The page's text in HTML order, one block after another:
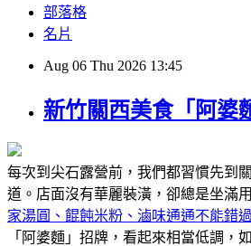
部落格
名片
Aug 06 Thu 2026 13:45
新竹關西美食「阿婆
每次到尖石露營前，我們都習慣先到
道。店面沒有華麗裝潢，卻總是坐滿
家湯圓、餛飩米粉、滷味通通不能錯過
「阿婆麵」招牌，看起來相當低調，